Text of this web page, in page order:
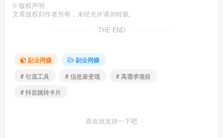
© 版权声明
文章版权归作者所有，未经允许请勿转载。
THE END
副业网赚
副业网赚
# 引流工具
# 信息差变现
# 高需求项目
# 抖音跳转卡片
喜欢就支持一下吧